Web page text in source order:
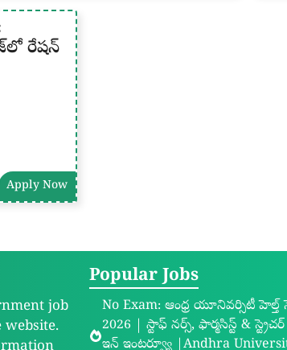
రేషన్
Apply Now
job
website.
Popular Jobs
No Exam: ఆంధ్ర యూనివర్సిటీ
2026 | స్టాఫ్ నర్స్, ఫార్మసిస్ట్ &
ఇన్ ఇంటర్వ్యూ |Andhra